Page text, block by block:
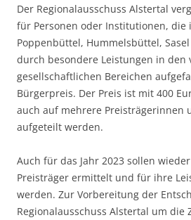
Der Regionalausschuss Alstertal
für Personen oder Institutionen, die
Poppenbüttel, Hummelsbüttel,
durch besondere Leistungen in den
gesellschaftlichen Bereichen
Bürgerpreis. Der Preis ist mit 400
auch auf mehrere Preisträgerinnen
aufgeteilt werden.
Auch für das Jahr 2023 sollen
Preisträger ermittelt und für ihre
werden. Zur Vorbereitung der
Regionalausschuss Alstertal um die